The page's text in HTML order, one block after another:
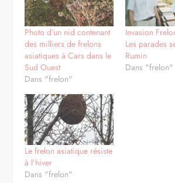
Photo d’un nid contenant
des milliers de frelons
asiatiques à Cars dans le
Sud Ouest
Dans "frelon"
Invasion
Les parades
Rumin
Dans "frelon"
Le frelon asiatique résiste
à l’hiver
Dans "frelon"